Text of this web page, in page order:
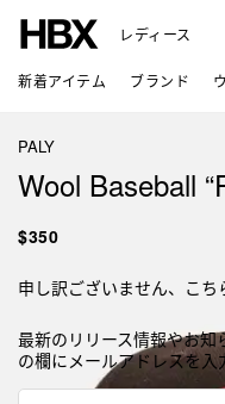
レディース
新着アイテム ブランド
PALY
Wool Baseball
$350
申し訳ございません、こち
最新のリリース情報やお
の欄にメールアドレスを入